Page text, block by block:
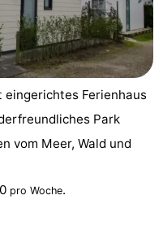
eingerichtes Ferienhaus
Park
vom Meer, Wald und
pro Woche.